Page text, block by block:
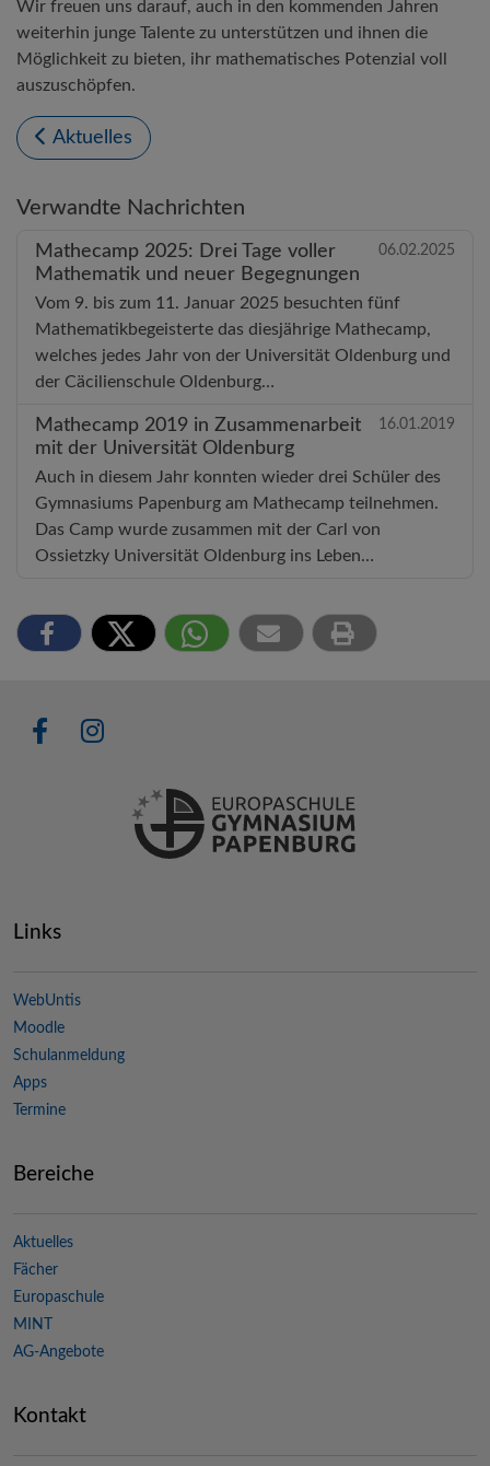
Wir freuen uns darauf, auch in den kommenden Jahren
weiterhin junge Talente zu unterstützen und ihnen die
Möglichkeit zu bieten, ihr mathematisches Potenzial voll
auszuschöpfen.
Aktuelles
Verwandte Nachrichten
Mathecamp 2025: Drei Tage voller
Mathematik und neuer Begegnungen
06.02.2025
Vom 9. bis zum 11. Januar 2025 besuchten fünf
Mathematikbegeisterte das diesjährige Mathecamp,
welches jedes Jahr von der Universität Oldenburg und
der Cäcilienschule Oldenburg…
Mathecamp 2019 in Zusammenarbeit
mit der Universität Oldenburg
16.01.2019
Auch in diesem Jahr konnten wieder drei Schüler des
Gymnasiums Papenburg am Mathecamp teilnehmen.
Das Camp wurde zusammen mit der Carl von
Ossietzky Universität Oldenburg ins Leben…
Links
WebUntis
Moodle
Schulanmeldung
Apps
Termine
Bereiche
Aktuelles
Fächer
Europaschule
MINT
AG-Angebote
Kontakt